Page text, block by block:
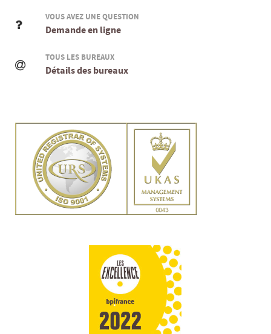
VOUS AVEZ UNE QUESTION
Demande en ligne
TOUS LES BUREAUX
Détails des bureaux